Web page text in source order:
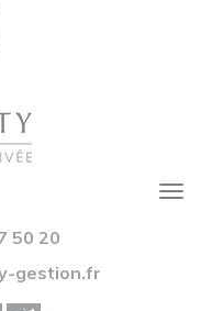
50 20
gestion.fr